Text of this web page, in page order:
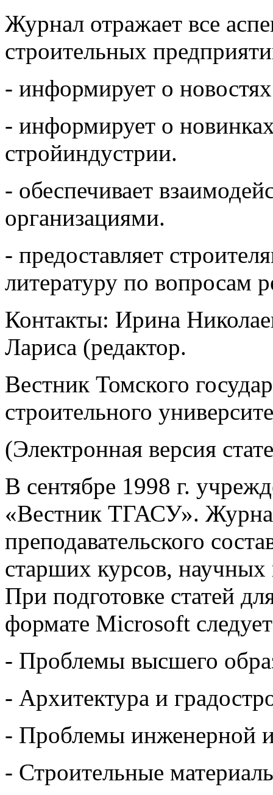
Журнал отражает все
строительных
- информирует о
- информирует о
стройиндустрии.
- обеспечивает
организациями.
- предоставляет
литературу по вопросам
Контакты: Ирина
Лариса (редактор.
Вестник Томского
строительного
(Электронная версия
В сентябре 1998 г.
«Вестник ТГАСУ».
преподавательского
старших курсов,
При подготовке статей
формате Microsoft
- Проблемы высшего
- Архитектура и
- Проблемы инженерной и
- Строительные